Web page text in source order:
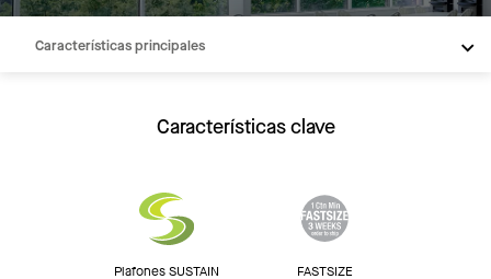
Características principales
Características clave
Plafones SUSTAIN FASTSIZE